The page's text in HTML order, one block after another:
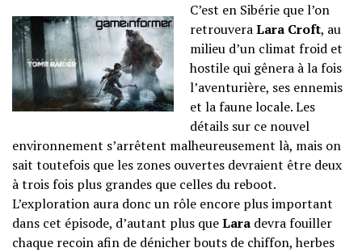
C’est en Sibérie que l’on
retrouveraLara Croft, au
milieu d’un climat froid et
hostile qui gênera à la fois
l’aventurière, ses ennemis
et la faune locale. Les
détails sur ce nouvel
environnement s’arrêtent malheureusement là, mais on
sait toutefois que les zones ouvertes devraient être deux
à trois fois plus grandes que celles du reboot.
L’exploration aura donc un rôle encore plus important
dans cet épisode, d’autant plus queLara devra fouiller
chaque recoin afin de dénicher bouts de chiffon, herbes